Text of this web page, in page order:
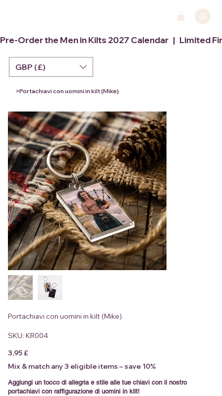
Pre-Order the Men in Kilts 2027 Calendar   |   Limited
GBP (£)
>Portachiavi con uomini in kilt (Mike)
Portachiavi con uomini in kilt (Mike)
SKU: SKU
KR004
KR004
Prezzo
3,95 £
Mix & match any 3 eligible items – save 10%
Aggiungi un tocco di allegria e stile alle tue chiavi con il nostro
portachiavi con raffigurazione di uomini in kilt!